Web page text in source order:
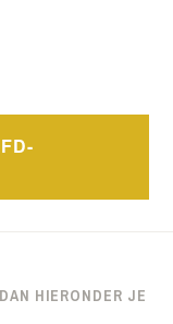
HIERONDER JE